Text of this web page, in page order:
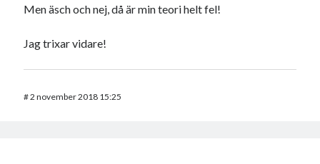
Men äsch och nej, då är min teori helt fel!
Jag trixar vidare!
#2 november 2018 15:25